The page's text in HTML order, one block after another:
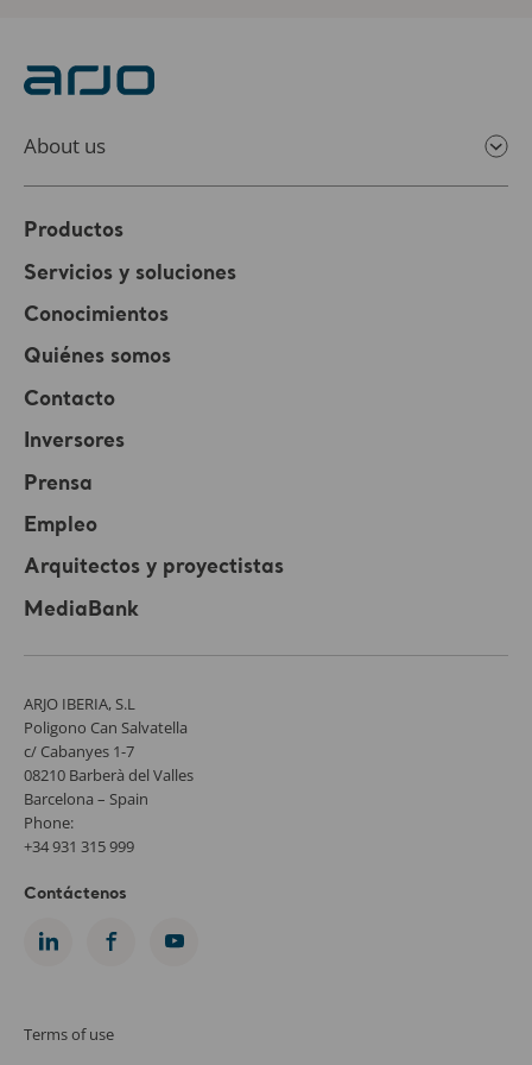
About us
Productos
Servicios y soluciones
Conocimientos
Quiénes somos
Contacto
Inversores
Prensa
Empleo
Arquitectos y proyectistas
MediaBank
ARJO IBERIA, S.L
Poligono Can Salvatella
c/ Cabanyes 1-7
08210 Barberà del Valles
Barcelona – Spain
Phone:
+34 931 315 999
Contáctenos
Terms of use